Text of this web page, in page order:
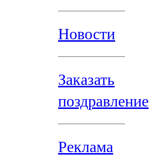
Новости
Заказать
поздравление
Реклама